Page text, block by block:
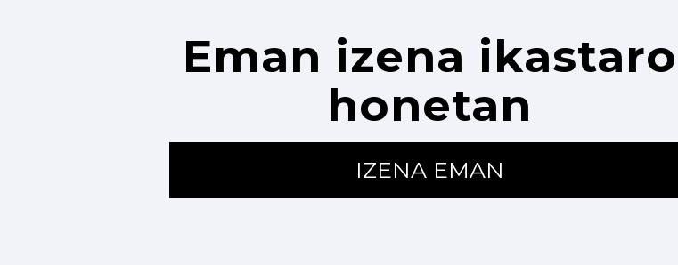
Eman izena ikastaro
honetan
IZENA EMAN